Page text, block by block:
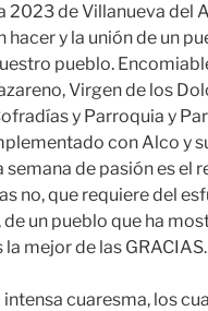
2023 de Villanueva del
hacer y la unión de un
pueblo.
Virgen de los
y Parroquia y
con Alco y
de pasión es el
no, que requiere del
un pueblo que ha
mejor de las
intensa cuaresma, los